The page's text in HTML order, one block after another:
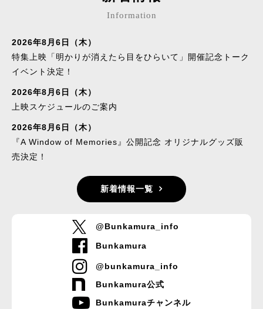
Information
2026年8月6日（木）
特集上映「明かりが消えたら目をひらいて」開催記念トーク
イベント決定！
2026年8月6日（木）
上映スケジュールのご案内
2026年8月6日（木）
『A Window of Memories』公開記念 オリジナルグッズ販
売決定！
新着情報一覧
@Bunkamura_info
Bunkamura
@bunkamura_info
Bunkamura公式
Bunkamuraチャンネル